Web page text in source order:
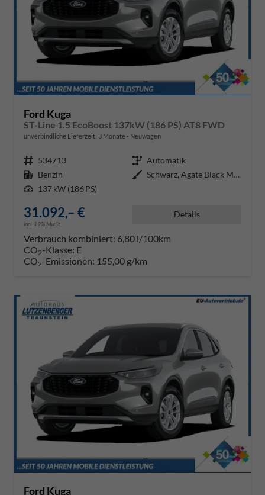
Ford Kuga
ST-Line 1.5 EcoBoost 137kW (186 PS) AT8 FWD
unverbindliche Lieferzeit: 3 Monate Neuwagen
Fahrzeugnr. 534713 Getriebe Automatik
Kraftstoff Benzin Außenfarbe
Schwarz, Agate Black Metallic
Leistung 137 kW (186 PS)
31.092,– €
incl. 19% MwSt.
Details
Verbrauch kombiniert: 6,80 l/100km
CO2-Klasse: E
CO2-Emissionen: 155,00 g/km
Ford Kuga